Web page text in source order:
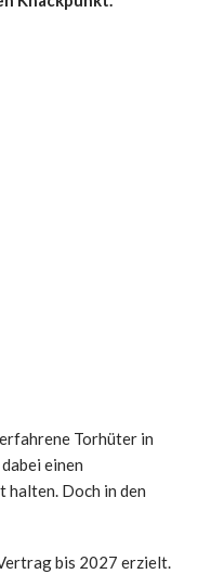
Torhüter in
einen
halten. Doch in den
bis 2027 erzielt.